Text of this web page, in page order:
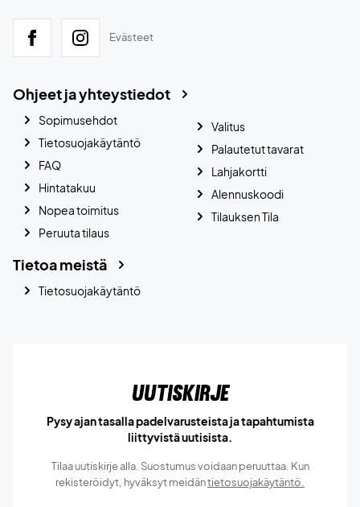
Evästeet
Ohjeet ja yhteystiedot
Sopimusehdot
Tietosuojakäytäntö
FAQ
Hintatakuu
Nopea toimitus
Peruuta tilaus
Valitus
Palautetut tavarat
Lahjakortti
Alennuskoodi
Tilauksen Tila
Tietoa meistä
Tietosuojakäytäntö
Uutiskirje
Pysy ajan tasalla padelvarusteista ja tapahtumista
liittyvistä uutisista.
Tilaa uutiskirje alla. Suostumus voidaan peruuttaa. Kun
rekisteröidyt, hyväksyt meidäntietosuojakäytäntö.